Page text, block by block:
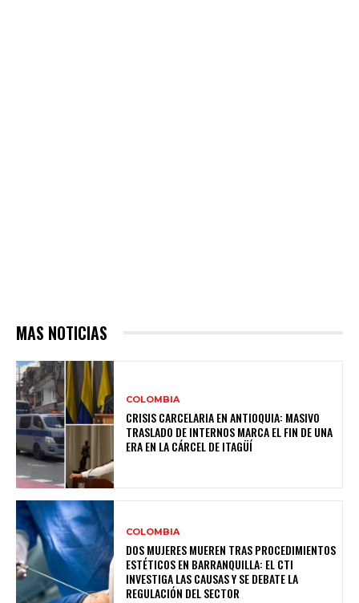
MAS NOTICIAS
COLOMBIA
CRISIS CARCELARIA EN ANTIOQUIA: MASIVO
TRASLADO DE INTERNOS MARCA EL FIN DE UNA
ERA EN LA CÁRCEL DE ITAGÜÍ
COLOMBIA
DOS MUJERES MUEREN TRAS PROCEDIMIENTOS
ESTÉTICOS EN BARRANQUILLA: EL CTI
INVESTIGA LAS CAUSAS Y SE DEBATE LA
REGULACIÓN DEL SECTOR